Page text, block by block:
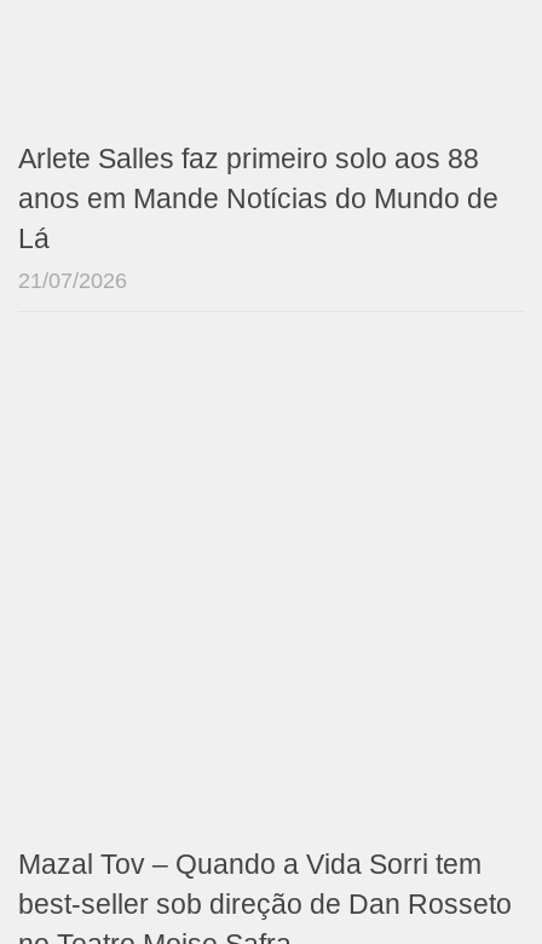
Arlete Salles faz primeiro solo aos 88
anos em Mande Notícias do Mundo de
Lá
21/07/2026
Mazal Tov – Quando a Vida Sorri tem
best-seller sob direção de Dan Rosseto